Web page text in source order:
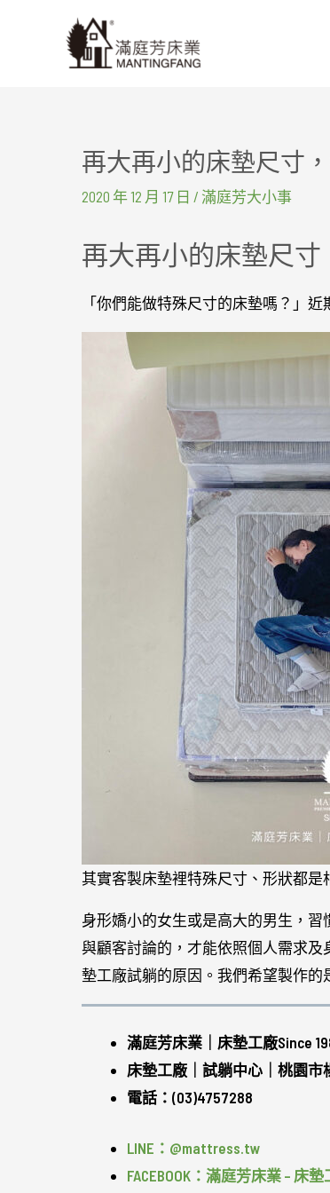
再大再小的床墊尺寸
2020 年 12 月 17 日 / 滿庭芳大小事
再大再小的床墊尺
「你們能做特殊尺寸的床墊嗎？」近
其實客製床墊裡特殊尺寸、形狀都
身形嬌小的女生或是高大的男生，
與顧客討論的，才能依照個人需求
墊工廠試躺的原因。我們希望製作的
滿庭芳床業｜床墊工廠Since
床墊工廠｜試躺中心｜桃園市
電話：(03)4757288
LINE：@mattress.tw
FACEBOOK：滿庭芳床業 – 床墊